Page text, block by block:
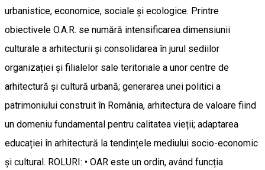
urbanistice, economice, sociale și ecologice. Printre
obiectivele O.A.R. se numără intensificarea dimensiunii
culturale a arhitecturii și consolidarea în jurul sediilor
organizației și filialelor sale teritoriale a unor centre de
arhitectură și cultură urbană; generarea unei politici a
patrimoniului construit în România, arhitectura de valoare fiind
un domeniu fundamental pentru calitatea vieții; adaptarea
educației în arhitectură la tendințele mediului socio-economic
și cultural. ROLURI: • OAR este un ordin, având funcția